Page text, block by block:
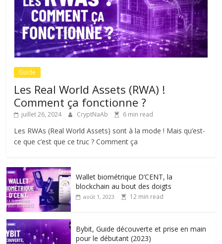
Guide
Les Real World Assets (RWA) !
Comment ça fonctionne ?
juillet 26, 2024 CryptNaAb 6 min read
Les RWAs (Real World Assets) sont à la mode ! Mais qu’est-
ce que c’est que ce truc ? Comment ça
Wallet biométrique D’CENT, la
blockchain au bout des doigts
août 1, 2023 12 min read
Bybit, Guide découverte et prise en main
pour le débutant (2023)